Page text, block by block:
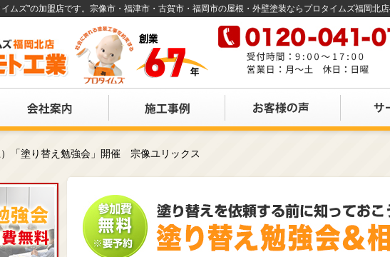
ムズ"の加盟店です。宗像市・福津市・古賀市・福岡市の屋根・外壁塗装ならプロタイムズ福岡北
「塗り替え勉強会」開催 宗像ユリックス